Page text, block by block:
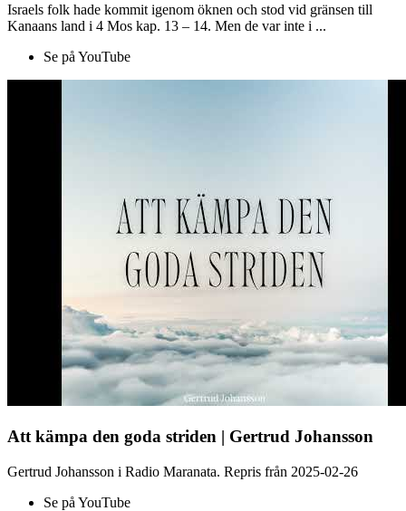
Israels folk hade kommit igenom öknen och stod vid gränsen till
Kanaans land i 4 Mos kap. 13 – 14. Men de var inte i ...
Se på YouTube
Att kämpa den goda striden | Gertrud Johansson
Gertrud Johansson i Radio Maranata. Repris från 2025-02-26
Se på YouTube